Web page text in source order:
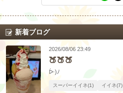
新着ブログ
2026/08/06 23:49
🍑🍑🍑
ᐕ)ﾉ
スーパーイイネ(1) イイネ(7)